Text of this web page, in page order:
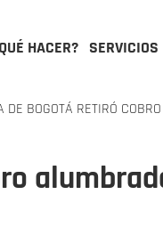
HACER? SERVICIOS
DE BOGOTÁ RETIRÓ